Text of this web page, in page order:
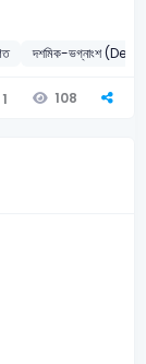
দশমিক-ভগ্নাংশ
1 108